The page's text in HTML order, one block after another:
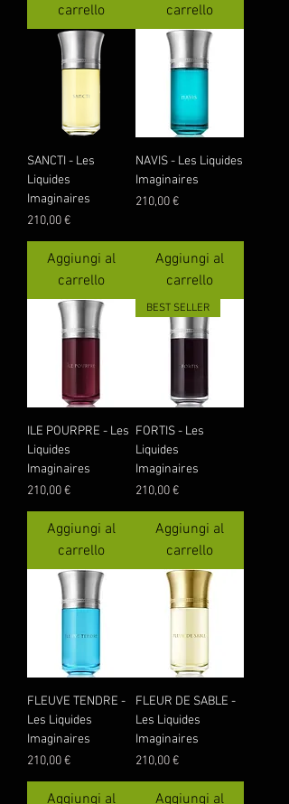
carrello
carrello
SANCTI - Les
Liquides
Imaginaires
Prezzo
210,00 €
Aggiungi al
carrello
NAVIS - Les Liquides
Imaginaires
Prezzo
210,00 €
Aggiungi al
carrello
ILE POURPRE - Les
Liquides
Imaginaires
Prezzo
210,00 €
Aggiungi al
carrello
BEST SELLER
FORTIS - Les
Liquides
Imaginaires
Prezzo
210,00 €
Aggiungi al
carrello
FLEUVE TENDRE -
Les Liquides
Imaginaires
Prezzo
210,00 €
Aggiungi al
FLEUR DE SABLE -
Les Liquides
Imaginaires
Prezzo
210,00 €
Aggiungi al